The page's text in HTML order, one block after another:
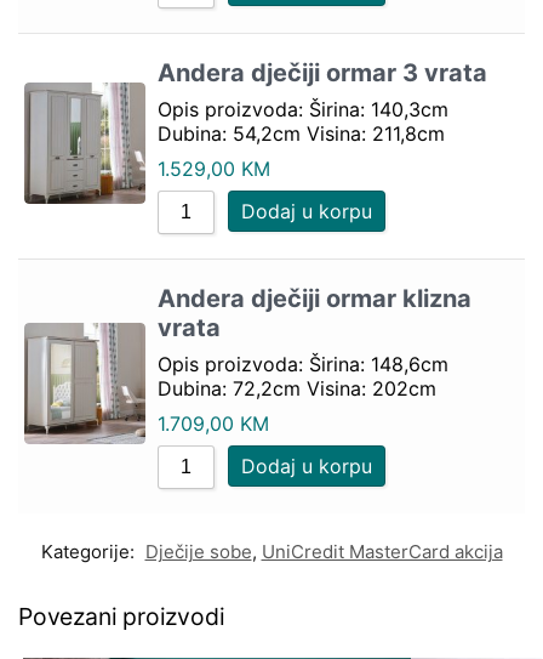
Andera dječiji ormar 3 vrata
Opis proizvoda: Širina: 140,3cm
Dubina: 54,2cm Visina: 211,8cm
1.529,00 KM
Dodaj u korpu
Andera dječiji ormar klizna
vrata
Opis proizvoda: Širina: 148,6cm
Dubina: 72,2cm Visina: 202cm
1.709,00 KM
Dodaj u korpu
Kategorije: Dječije sobe, UniCredit MasterCard akcija
Povezani proizvodi